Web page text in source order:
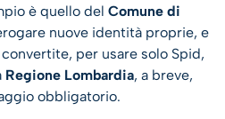
è quello del Comune di
nuove identità proprie, e
per usare solo Spid,
Regione Lombardia, a breve,
obbligatorio.